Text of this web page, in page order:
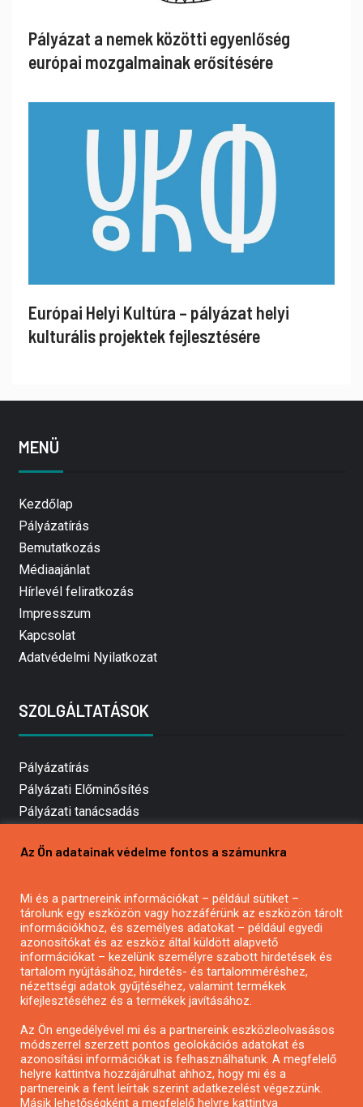
Pályázat a nemek közötti egyenlőség
európai mozgalmainak erősítésére
Európai Helyi Kultúra – pályázat helyi
kulturális projektek fejlesztésére
MENÜ
Kezdőlap
Pályázatírás
Bemutatkozás
Médiaajánlat
Hírlevél feliratkozás
Impresszum
Kapcsolat
Adatvédelmi Nyilatkozat
SZOLGÁLTATÁSOK
Pályázatírás
Pályázati Előminősítés
Pályázati tanácsadás
Mezőgazdasági pályázatírás
Pályázatírás civil szervezeteknek
Pályázatírás önkormányzatoknak
Pályázatfigyelés
Specifikus pályázatfigyelés vagy hírlevél
Pályázatok magánszemélyeknek
Pályázatok civil szervezeteknek
Az Ön adatainak védelme fontos a számunkra
Mi és a partnereink információkat – például sütiket –
tárolunk egy eszközön vagy hozzáférünk az eszközön tárolt
információkhoz, és személyes adatokat – például egyedi
azonosítókat és az eszköz által küldött alapvető
információkat – kezelünk személyre szabott hirdetések és
tartalom nyújtásához, hirdetés- és tartalomméréshez,
nézettségi adatok gyűjtéséhez, valamint termékek
kifejlesztéséhez és a termékek javításához.
Az Ön engedélyével mi és a partnereink eszközleolvasásos
módszerrel szerzett pontos geolokációs adatokat és
azonosítási információkat is felhasználhatunk. A megfelelő
helyre kattintva hozzájárulhat ahhoz, hogy mi és a
partnereink a fent leírtak szerint adatkezelést végezzünk.
Másik lehetőségként a megfelelő helyre kattintva